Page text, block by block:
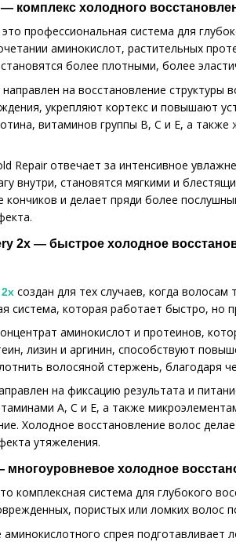
комплекс холодного
профессиональная система для
аминокислот, растительных
более плотными, более
на восстановление
укрепляют кортекс и повышают
витаминов группы B, C и E, а
Repair отвечает за интенсивное
внутри, становятся мягкими и
и делает пряди более
2x — быстрое холодное
создан для тех случаев, когда
система, которая работает быстро, но
аминокислот и протеинов,
лизин и аргинин, способствуют
волосяной стержень, благодаря
на фиксацию результата и
A, C и E, а также
Холодное восстановление волос
утяжеления.
многоуровневое холодное
комплексная система для глубокого
пористых или ломких волос
спрея подготавливает